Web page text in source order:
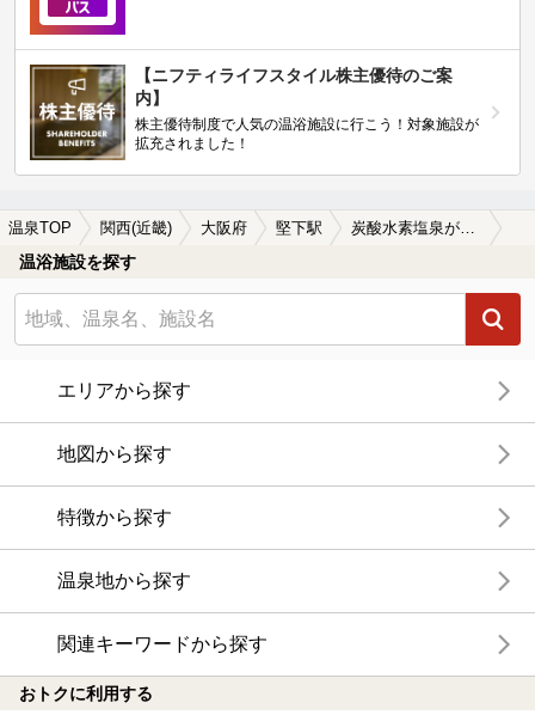
【ニフティライフスタイル株主優待のご案
内】
株主優待制度で人気の温浴施設に行こう！対象施設が
拡充されました！
温泉TOP 関西(近畿) 大阪府 堅下駅 炭酸水素塩泉が楽しめる堅下駅近くの温泉、日帰り温泉、スーパー銭湯おすすめ
温浴施設を探す
エリアから探す
地図から探す
特徴から探す
温泉地から探す
関連キーワードから探す
おトクに利用する